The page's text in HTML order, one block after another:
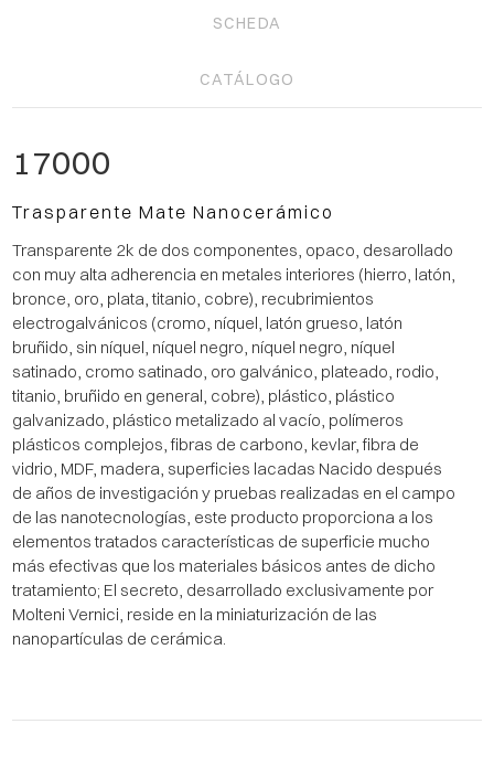
SCHEDA
CATÁLOGO
17000
Trasparente Mate Nanocerámico
Transparente 2k de dos componentes, opaco, desarollado
con muy alta adherencia en metales interiores (hierro, latón,
bronce, oro, plata, titanio, cobre), recubrimientos
electrogalvánicos (cromo, níquel, latón grueso, latón
bruñido, sin níquel, níquel negro, níquel negro, níquel
satinado, cromo satinado, oro galvánico, plateado, rodio,
titanio, bruñido en general, cobre), plástico, plástico
galvanizado, plástico metalizado al vacío, polímeros
plásticos complejos, fibras de carbono, kevlar, fibra de
vidrio, MDF, madera, superficies lacadas Nacido después
de años de investigación y pruebas realizadas en el campo
de las nanotecnologías, este producto proporciona a los
elementos tratados características de superficie mucho
más efectivas que los materiales básicos antes de dicho
tratamiento; El secreto, desarrollado exclusivamente por
Molteni Vernici, reside en la miniaturización de las
nanopartículas de cerámica.